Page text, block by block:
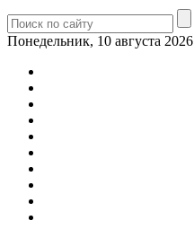
Понедельник, 10 августа 2026